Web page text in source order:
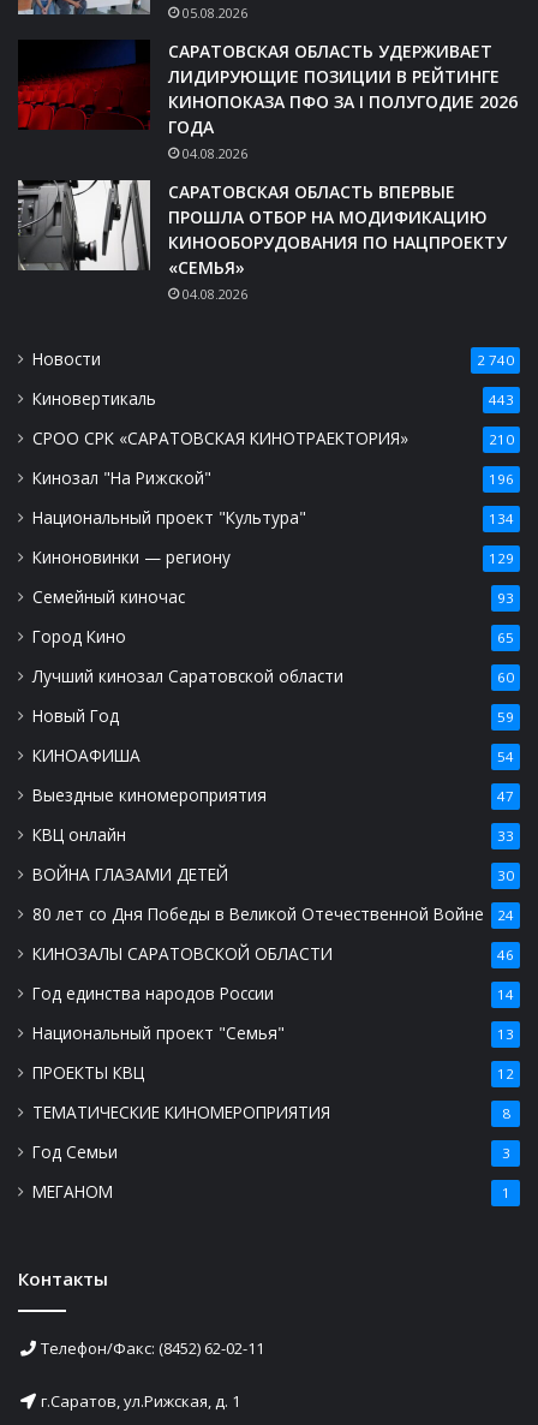
05.08.2026
САРАТОВСКАЯ ОБЛАСТЬ УДЕРЖИВАЕТ
ЛИДИРУЮЩИЕ ПОЗИЦИИ В РЕЙТИНГЕ
КИНОПОКАЗА ПФО ЗА I ПОЛУГОДИЕ 2026
ГОДА
04.08.2026
САРАТОВСКАЯ ОБЛАСТЬ ВПЕРВЫЕ
ПРОШЛА ОТБОР НА МОДИФИКАЦИЮ
КИНООБОРУДОВАНИЯ ПО НАЦПРОЕКТУ
«СЕМЬЯ»
04.08.2026
Новости 2 740
Киновертикаль 443
СРОО СРК «САРАТОВСКАЯ КИНОТРАЕКТОРИЯ» 210
Кинозал "На Рижской" 196
Национальный проект "Культура" 134
Киноновинки — региону 129
Семейный киночас 93
Город Кино 65
Лучший кинозал Саратовской области 60
Новый Год 59
КИНОАФИША 54
Выездные киномероприятия 47
КВЦ онлайн 33
ВОЙНА ГЛАЗАМИ ДЕТЕЙ 30
80 лет со Дня Победы в Великой Отечественной Войне 24
КИНОЗАЛЫ САРАТОВСКОЙ ОБЛАСТИ 46
Год единства народов России 14
Национальный проект "Семья" 13
ПРОЕКТЫ КВЦ 12
ТЕМАТИЧЕСКИЕ КИНОМЕРОПРИЯТИЯ 8
Год Семьи 3
МЕГАНОМ 1
Контакты
Телефон/Факс: (8452) 62-02-11
г.Саратов, ул.Рижская, д. 1